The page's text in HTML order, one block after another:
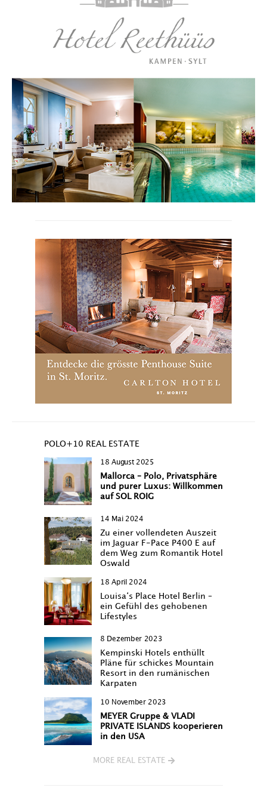
POLO+10 REAL ESTATE
18 August 2025
Mallorca – Polo, Privatsphäre
und purer Luxus: Willkommen
auf SOL ROIG
14 Mai 2024
Zu einer vollendeten Auszeit
im Jaguar F-Pace P400 E auf
dem Weg zum Romantik Hotel
Oswald
18 April 2024
Louisa‘s Place Hotel Berlin –
ein Gefühl des gehobenen
Lifestyles
8 Dezember 2023
Kempinski Hotels enthüllt
Pläne für schickes Mountain
Resort in den rumänischen
Karpaten
10 November 2023
MEYER Gruppe & VLADI
PRIVATE ISLANDS kooperieren
in den USA
MORE REAL ESTATE